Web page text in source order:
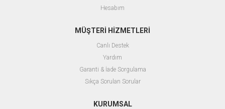
Hesabım
MÜŞTERİ HİZMETLERİ
Canlı Destek
Yardım
Garanti & İade Sorgulama
Sıkça Sorulan Sorular
KURUMSAL